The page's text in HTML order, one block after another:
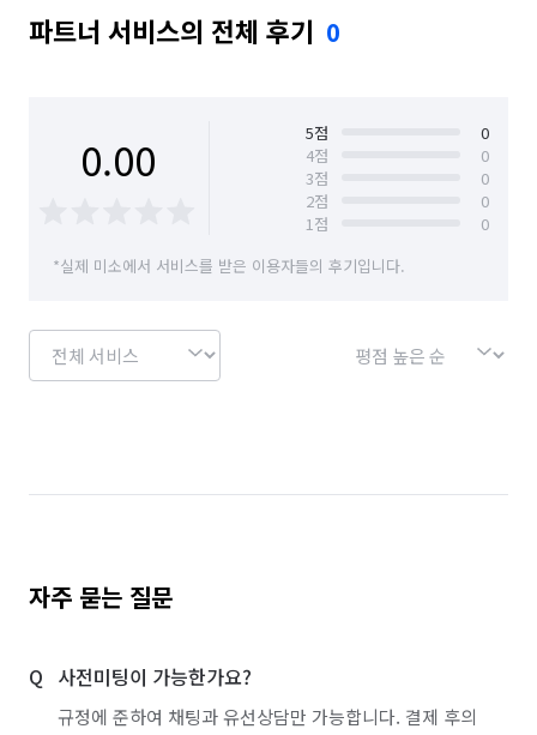
파트너 서비스의 전체 후기 0
0.00 5점
0
4점
0
3점
0
2점
0
1점
0
*실제 미소에서 서비스를 받은 이용자들의 후기입니다.
자주 묻는 질문
사전미팅이 가능한가요?
규정에 준하여 채팅과 유선상담만 가능합니다. 결제 후의